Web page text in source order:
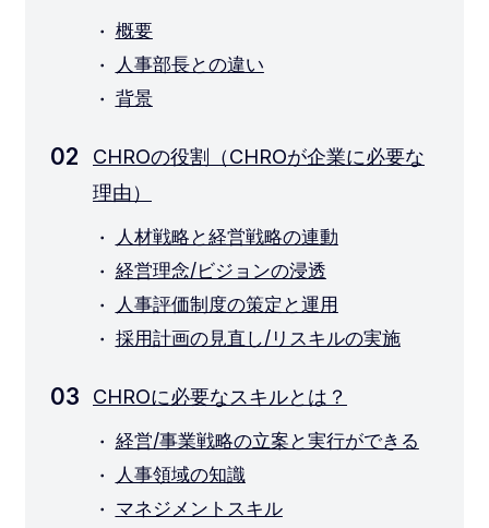
概要
人事部長との違い
背景
CHROの役割（CHROが企業に必要な
理由）
人材戦略と経営戦略の連動
経営理念/ビジョンの浸透
人事評価制度の策定と運用
採用計画の見直し/リスキルの実施
CHROに必要なスキルとは？
経営/事業戦略の立案と実行ができる
人事領域の知識
マネジメントスキル